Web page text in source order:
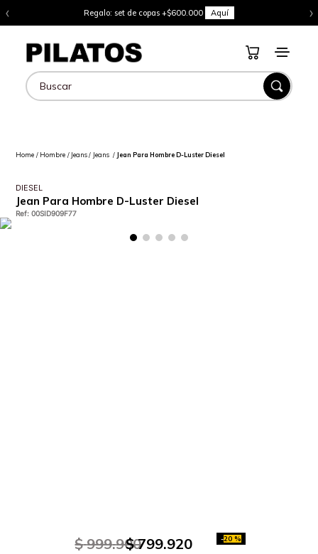
‹ Regalo: set de copas +$600.000 Aquí ›
Buscar
Hombre Jeans Jeans Jean Para Hombre D-Luster Diesel
DIESEL
Jean Para Hombre D-Luster Diesel
Ref:00SID909F77
$ 999.900
$ 799.920 -20 %